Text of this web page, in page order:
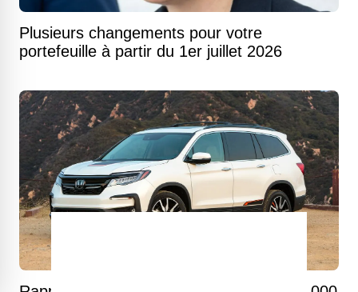
Plusieurs changements pour votre
portefeuille à partir du 1er juillet 2026